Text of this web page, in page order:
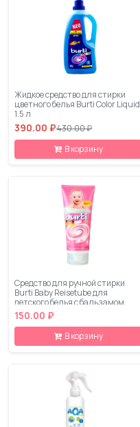
Жидкое средство для стирки
цветного белья Burti Color Liquid
1.5 л
390.00 ₽430.00 ₽
В корзину
Средство для ручной стирки
Burti Baby Reisetube для
детского белья с бальзамом
Алоэ Вера 200 мл
150.00 ₽
В корзину